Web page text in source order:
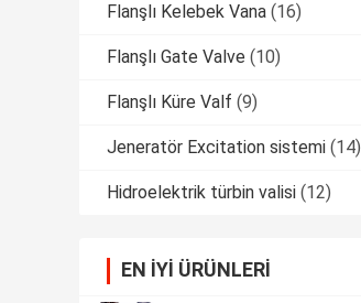
Flanşlı Kelebek Vana (16)
Flanşlı Gate Valve (10)
Flanşlı Küre Valf (9)
Jeneratör Excitation sistemi (14)
Hidroelektrik türbin valisi (12)
EN IYI ÜRÜNLERI